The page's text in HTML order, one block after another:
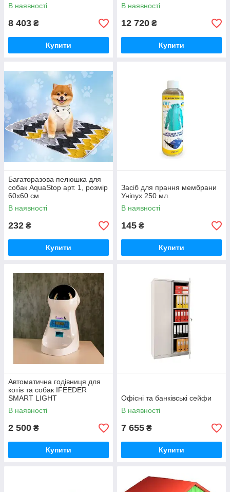
В наявності
8 403 ₴
Купити
В наявності
12 720 ₴
Купити
Багаторазова пелюшка для
собак AquaStop арт. 1, розмір
60х60 см
В наявності
232 ₴
Купити
Засіб для прання мембрани
Уніпух 250 мл.
В наявності
145 ₴
Купити
Автоматична годівниця для
котів та собак IFEEDER
SMART LIGHT
В наявності
2 500 ₴
Купити
Офісні та банківські сейфи
В наявності
7 655 ₴
Купити